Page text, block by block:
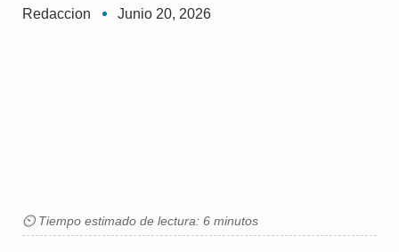
Redaccion Junio 20, 2026
⏲ Tiempo estimado de lectura: 6 minutos